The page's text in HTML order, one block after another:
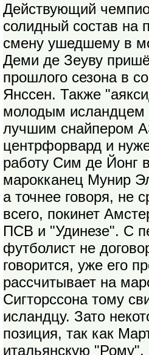
Действующий
солидный состав на
смену ушедшему в
Деми де Зеуву
прошлого сезона в
Янссен. Также
молодым исландцем
лучшим снайпером
центрфорвард и
работу Сим де Йонг
марокканец Мунир
а точнее говоря, не
всего, покинет
ПСВ и "Удинезе". С
футболист не
говорится, уже его
рассчитывает на
Сигторссона тому
исландцу. Зато
позиция, так как
итальянскую